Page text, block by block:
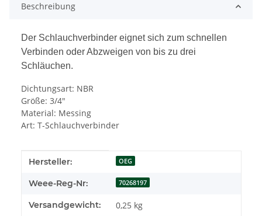
Beschreibung
Der Schlauchverbinder eignet sich zum schnellen
Verbinden oder Abzweigen von bis zu drei
Schläuchen.
Dichtungsart: NBR
Größe: 3/4"
Material: Messing
Art: T-Schlauchverbinder
Produkteigenschaft
Wert
Hersteller: OEG
Weee-Reg-Nr: 70268197
Versandgewicht: 0,25 kg